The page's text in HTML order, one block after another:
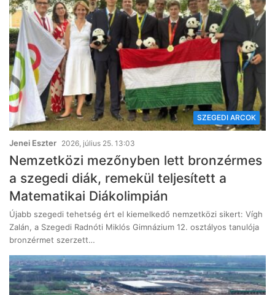
SZEGEDI ARCOK
Jenei Eszter 2026, július 25. 13:03
Nemzetközi mezőnyben lett bronzérmes
a szegedi diák, remekül teljesített a
Matematikai Diákolimpián
Újabb szegedi tehetség ért el kiemelkedő nemzetközi sikert: Vígh
Zalán, a Szegedi Radnóti Miklós Gimnázium 12. osztályos tanulója
bronzérmet szerzett…